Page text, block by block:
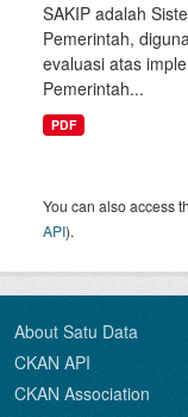
SAKIP adalah
Pemerintah,
evaluasi atas
Pemerintah...
PDF
You can also access
API).
About Satu Data
CKAN API
CKAN Association